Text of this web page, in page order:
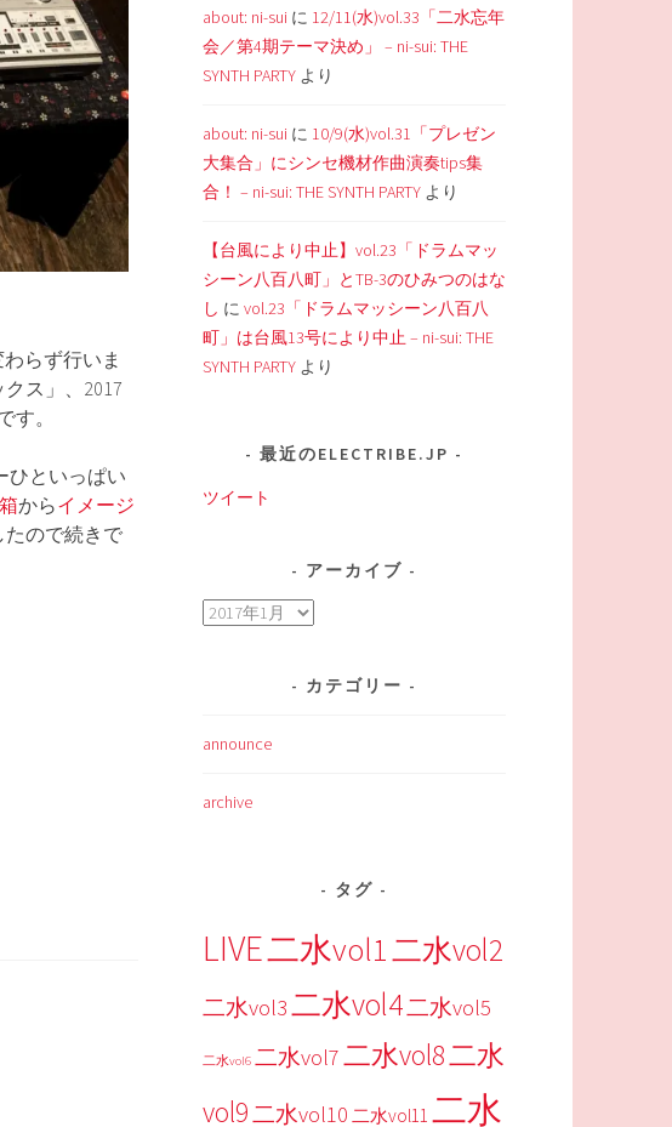
らず行いま
ス」、2017
す。
ひといっぱい
からイメージ
たので続きで
about: ni-sui に 12/11(水)vol.33「二水忘年
会／第4期テーマ決め」 – ni-sui: THE
SYNTH PARTY より
about: ni-sui に 10/9(水)vol.31「プレゼン
大集合」にシンセ機材作曲演奏tips集
合！ – ni-sui: THE SYNTH PARTY より
【台風により中止】vol.23「ドラムマッ
シーン八百八町」とTB-3のひみつのはな
し に vol.23「ドラムマッシーン八百八
町」は台風13号により中止 – ni-sui: THE
SYNTH PARTY より
最近のELECTRIBE.JP
ツイート
アーカイブ
ア
カテゴリー
announce
archive
タグ
LIVE二水vol1二水vol2
二水vol3二水vol4二水vol5
二水vol6 二水vol7二水vol8二水
vol9二水vol10 二水vol11 二水